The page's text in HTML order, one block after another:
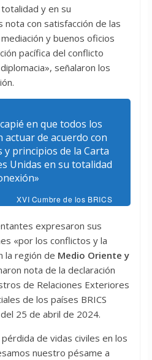
y en su
nota con satisfacción de las
y buenos oficios
pacífica del conflicto
señalaron los
en que todos los
actuar de acuerdo con
principios de la Carta
Unidas en su totalidad
XVI Cumbre de los BRICS
expresaron sus
«por los conflictos y la
la región de Medio Oriente y
nota de la declaración
de Relaciones Exteriores
de los países BRICS
25 de abril de 2024.
de vidas civiles en los
nuestro pésame a